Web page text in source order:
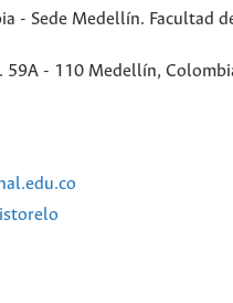
- Sede Medellín. Facultad
59A - 110 Medellín,